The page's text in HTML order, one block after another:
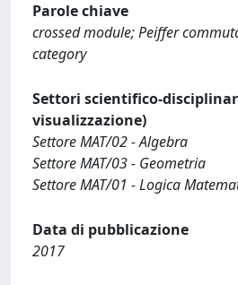
Parole chiave
crossed module; Peiffer
category
Settori scientifico-
visualizzazione)
Settore MAT/02 - Algebra
Settore MAT/03 - Geometria
Settore MAT/01 - Logica
Data di pubblicazione
2017